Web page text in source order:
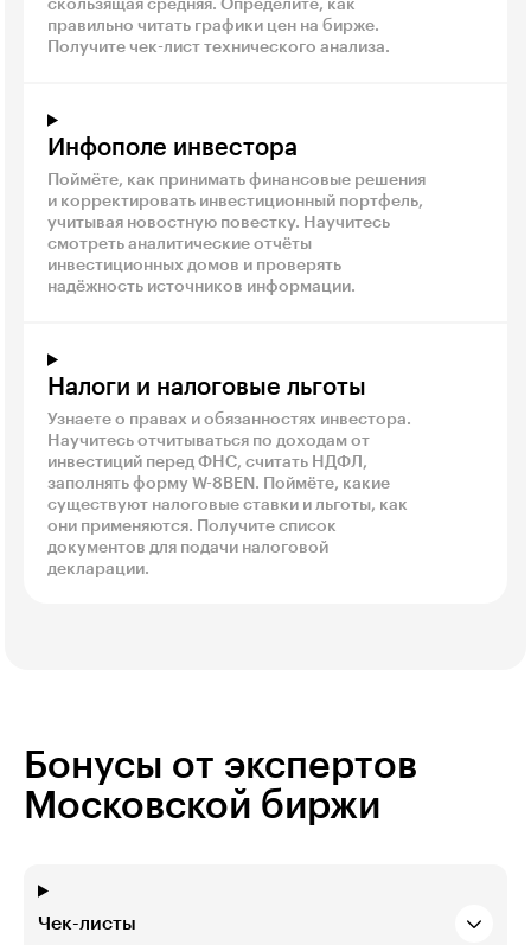
скользящая средняя. Определите, как
правильно читать графики цен на бирже.
Получите чек-лист технического анализа.
Инфополе инвестора
Поймёте, как принимать финансовые решения
и корректировать инвестиционный портфель,
учитывая новостную повестку. Научитесь
смотреть аналитические отчёты
инвестиционных домов и проверять
надёжность источников информации.
Налоги и налоговые льготы
Узнаете о правах и обязанностях инвестора.
Научитесь отчитываться по доходам от
инвестиций перед ФНС, считать НДФЛ,
заполнять форму W-8BEN. Поймёте, какие
существуют налоговые ставки и льготы, как
они применяются. Получите список
документов для подачи налоговой
декларации.
Бонусы от экспертов
Московской биржи
Чек-листы